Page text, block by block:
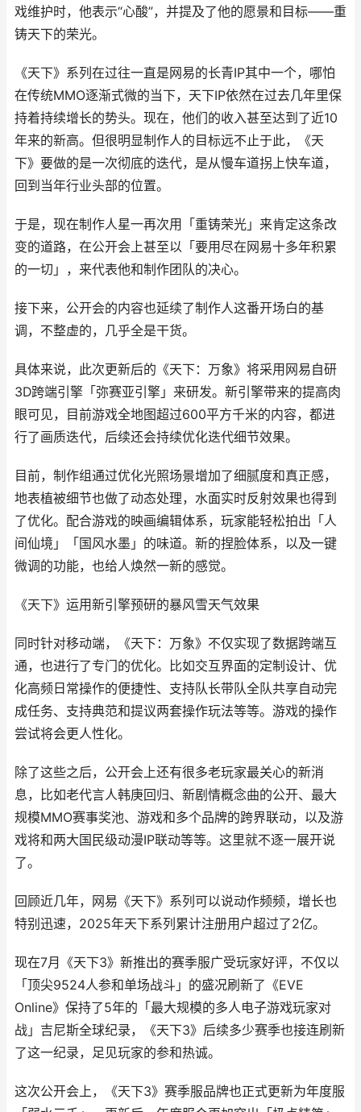
戏维护时，他表示“心酸”，并提及了他的愿景和目标——重
铸天下的荣光。
《天下》系列在过往一直是网易的长青IP其中一个，哪怕
在传统MMO逐渐式微的当下，天下IP依然在过去几年里保
持着持续增长的势头。现在，他们的收入甚至达到了近10
年来的新高。但很明显制作人的目标远不止于此，《天
下》要做的是一次彻底的迭代，是从慢车道拐上快车道，
回到当年行业头部的位置。
于是，现在制作人星一再次用「重铸荣光」来肯定这条改
变的道路，在公开会上甚至以「要用尽在网易十多年积累
的一切」，来代表他和制作团队的决心。
接下来，公开会的内容也延续了制作人这番开场白的基
调，不整虚的，几乎全是干货。
具体来说，此次更新后的《天下：万象》将采用网易自研
3D跨端引擎「弥赛亚引擎」来研发。新引擎带来的提高肉
眼可见，目前游戏全地图超过600平方千米的内容，都进
行了画质迭代，后续还会持续优化迭代细节效果。
目前，制作组通过优化光照场景增加了细腻度和真正感，
地表植被细节也做了动态处理，水面实时反射效果也得到
了优化。配合游戏的映画编辑体系，玩家能轻松拍出「人
间仙境」「国风水墨」的味道。新的捏脸体系，以及一键
微调的功能，也给人焕然一新的感觉。
《天下》运用新引擎预研的暴风雪天气效果
同时针对移动端，《天下：万象》不仅实现了数据跨端互
通，也进行了专门的优化。比如交互界面的定制设计、优
化高频日常操作的便捷性、支持队长带队全队共享自动完
成任务、支持典范和提议两套操作玩法等等。游戏的操作
尝试将会更人性化。
除了这些之后，公开会上还有很多老玩家最关心的新消
息，比如老代言人韩庚回归、新剧情概念曲的公开、最大
规模MMO赛事奖池、游戏和多个品牌的跨界联动，以及游
戏将和两大国民级动漫IP联动等等。这里就不逐一展开说
了。
回顾近几年，网易《天下》系列可以说动作频频，增长也
特别迅速，2025年天下系列累计注册用户超过了2亿。
现在7月《天下3》新推出的赛季服广受玩家好评，不仅以
「顶尖9524人参和单场战斗」的盛况刷新了《EVE
Online》保持了5年的「最大规模的多人电子游戏玩家对
战」吉尼斯全球纪录，《天下3》后续多少赛季也接连刷新
了这一纪录，足见玩家的参和热诚。
这次公开会上，《天下3》赛季服品牌也正式更新为年度服